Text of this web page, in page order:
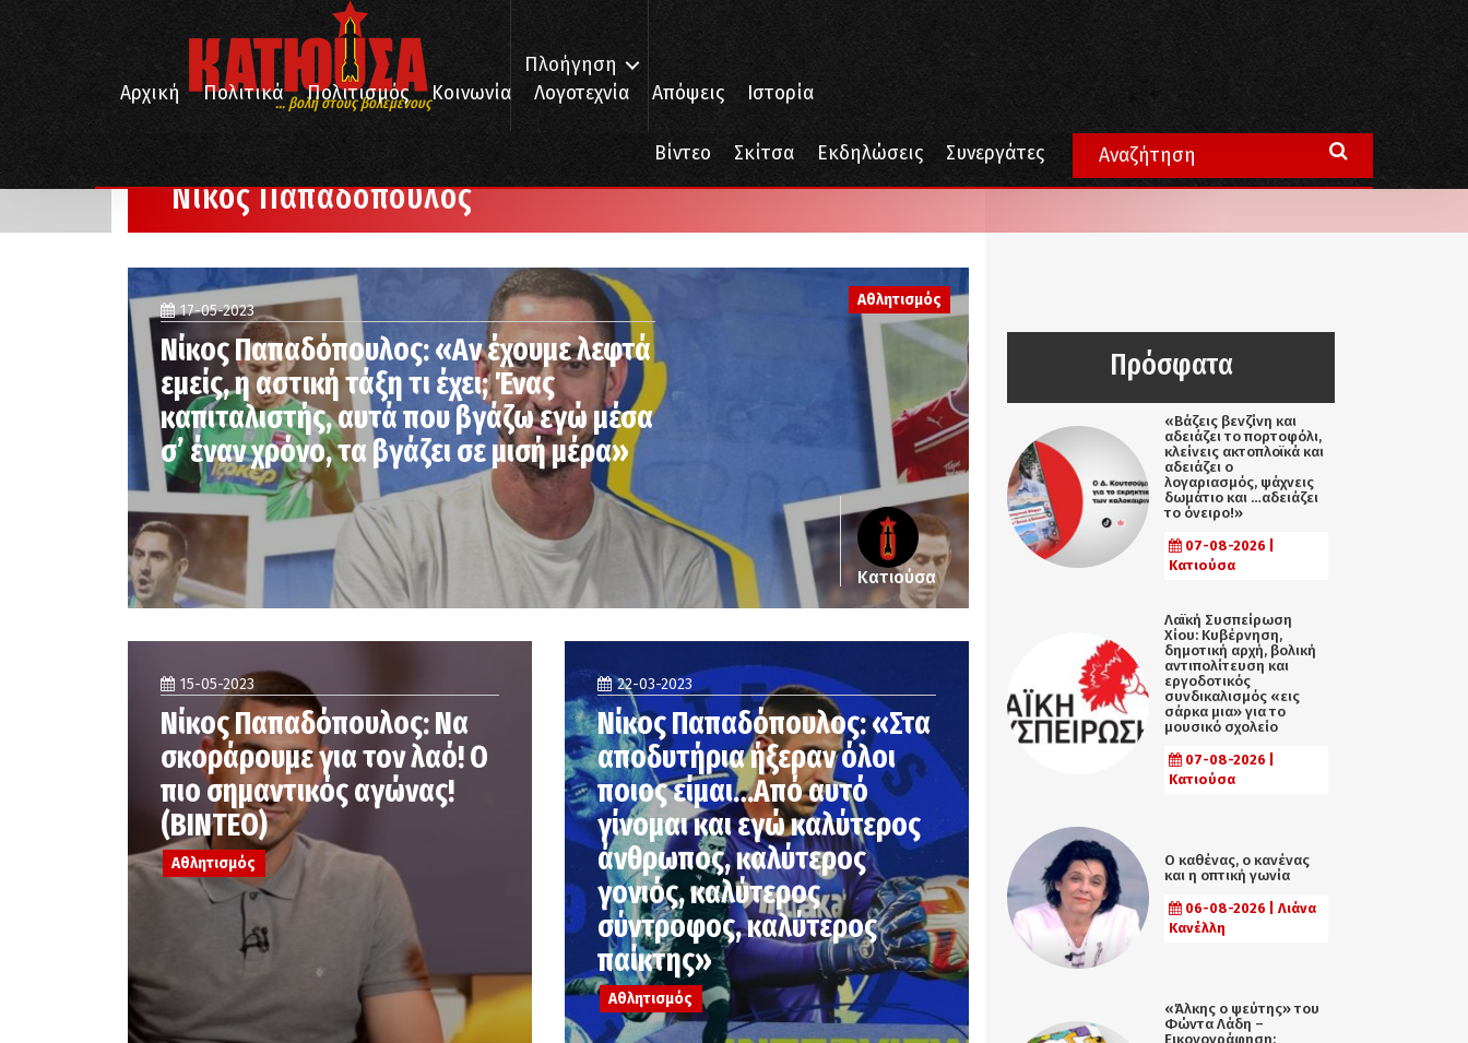
... βολή στους βολεμένους
Πλοήγηση
Αρχική
Πολιτικά Πολιτισμός Κοινωνία Λογοτεχνία Απόψεις Ιστορία
Βίντεο Σκίτσα Εκδηλώσεις Συνεργάτες
Νίκος Παπαδόπουλος
Νίκος Παπαδόπουλος
Αθλητισμός
17-05-2023
Νίκος Παπαδόπουλος: «Αν έχουμε λεφτά
εμείς, η αστική τάξη τι έχει; Ένας
καπιταλιστής, αυτά που βγάζω εγώ μέσα
σ’ έναν χρόνο, τα βγάζει σε μισή μέρα»
Κατιούσα
15-05-2023
Νίκος Παπαδόπουλος: Να
σκοράρουμε για τον λαό! Ο
πιο σημαντικός αγώνας!
(ΒΙΝΤΕΟ)
Αθλητισμός
22-03-2023
Νίκος Παπαδόπουλος: «Στα
αποδυτήρια ήξεραν όλοι
ποιος είμαι…Από αυτό
γίνομαι και εγώ καλύτερος
άνθρωπος, καλύτερος
γονιός, καλύτερος
σύντροφος, καλύτερος
παίκτης»
Αθλητισμός
Πρόσφατα
«Βάζεις βενζίνη και
αδειάζει το πορτοφόλι,
κλείνεις ακτοπλοϊκά και
αδειάζει ο
λογαριασμός, ψάχνεις
δωμάτιο και …αδειάζει
το όνειρο!»
07-08-2026 |
Κατιούσα
Λαϊκή Συσπείρωση
Χίου: Κυβέρνηση,
δημοτική αρχή, βολική
αντιπολίτευση και
εργοδοτικός
συνδικαλισμός «εις
σάρκα μια» για το
μουσικό σχολείο
07-08-2026 |
Κατιούσα
Ο καθένας, ο κανένας
και η οπτική γωνία
06-08-2026 | Λιάνα
Κανέλλη
«Άλκης ο ψεύτης» του
Φώντα Λάδη –